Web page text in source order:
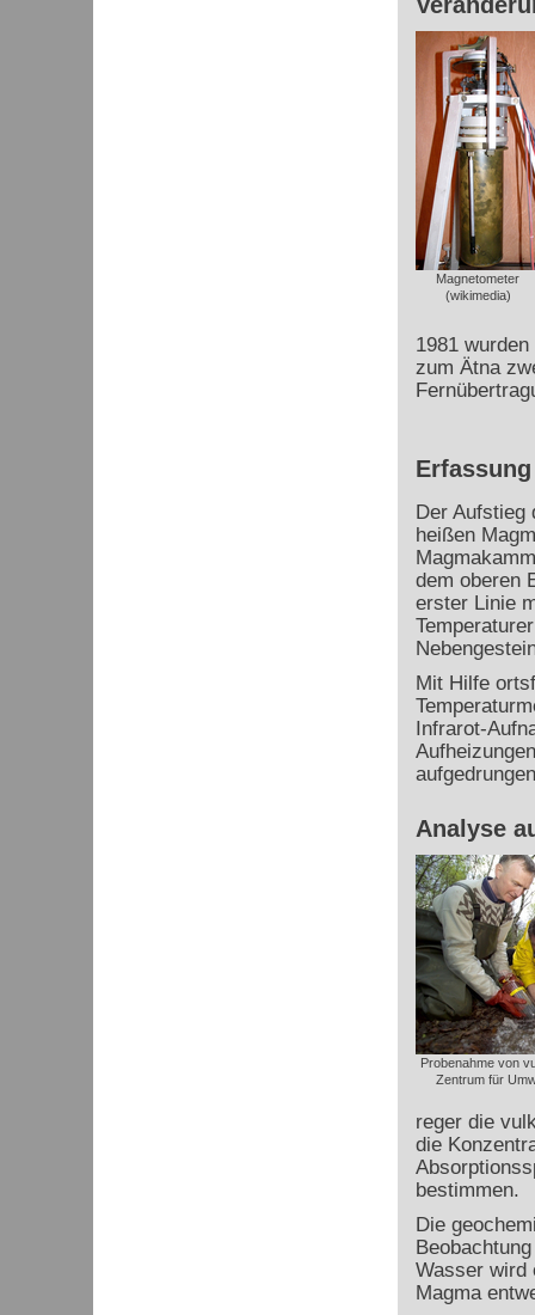
Magnetometer
(wikimedia)
1981
zum Ätna
Der Aufstieg
heißen
dem oberen
erster Linie
Mit Hilfe
Infrarot-
Analyse
Probenahme von
Zentrum für
reger die
die
bestimmen.
Die
Wasser wird
Magma